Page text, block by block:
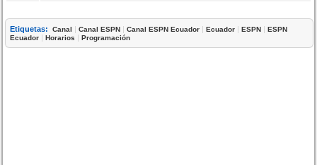
Etiquetas: Canal |Canal ESPN |Canal ESPN Ecuador |Ecuador |ESPN |ESPN
Ecuador |Horarios |Programación